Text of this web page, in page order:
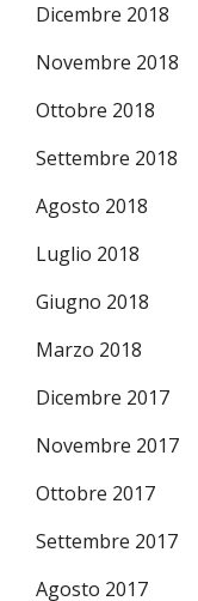
Dicembre 2018
Novembre 2018
Ottobre 2018
Settembre 2018
Agosto 2018
Luglio 2018
Giugno 2018
Marzo 2018
Dicembre 2017
Novembre 2017
Ottobre 2017
Settembre 2017
Agosto 2017